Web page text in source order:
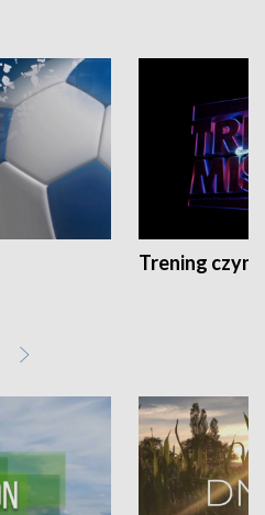
Trening czyni